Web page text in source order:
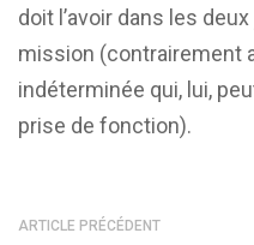
doit l’avoir dans les
mission (contrairement
indéterminée qui, lui,
prise de fonction).
ARTICLE PRÉCÉDENT